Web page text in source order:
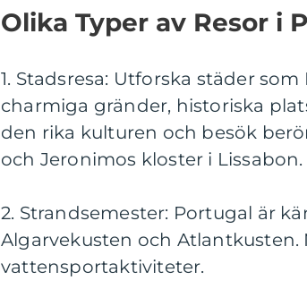
Olika Typer av Resor i
1. Stadsresa: Utforska städer
charmiga gränder, historiska
den rika kulturen och besök
och Jeronimos kloster i Lissabon.
2. Strandsemester: Portugal är
Algarvekusten och Atlantkusten.
vattensportaktiviteter.